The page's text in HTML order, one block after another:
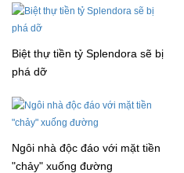
Biệt thự tiền tỷ Splendora sẽ bị
phá dỡ
Ngôi nhà độc đáo với mặt tiền
"chảy" xuống đường